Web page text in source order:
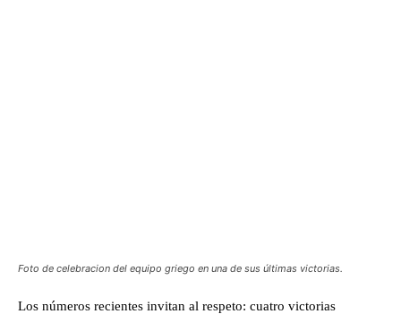
Foto de celebracion del equipo griego en una de sus últimas victorias.
Los números recientes invitan al respeto: cuatro victorias